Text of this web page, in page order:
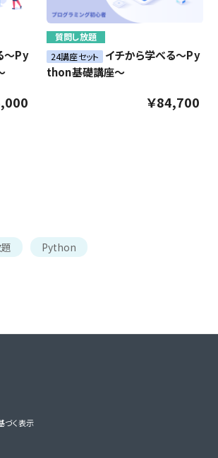
～Py
質問し放題
24講座セット
イチから学べる～Py
thon基礎講座～
￥84,700
Python
づく表示